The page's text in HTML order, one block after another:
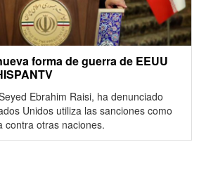
forma de guerra de EEUU
Ebrahim Raisi, ha denunciado
Unidos utiliza las sanciones como
contra otras naciones.